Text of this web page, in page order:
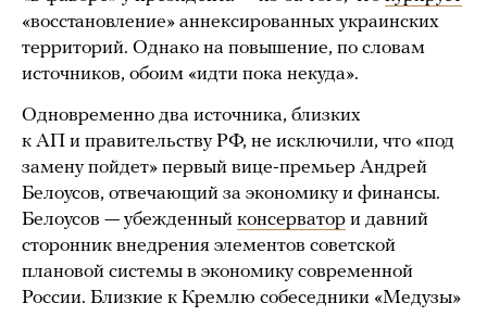
«восстановление» аннексированных украинских
территорий. Однако на повышение, по словам
источников, обоим «идти пока некуда».
Одновременно два источника, близких
к АП и правительству РФ, не исключили, что «под
замену пойдет» первый вице-премьер Андрей
Белоусов, отвечающий за экономику и финансы.
Белоусов — убежденный консерватор и давний
сторонник внедрения элементов советской
плановой системы в экономику современной
России. Близкие к Кремлю собеседники «Медузы»